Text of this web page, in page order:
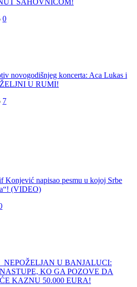
ŠAHOVNICOM!
0
novogodišnjeg koncerta: Aca Lukas i
U RUMI!
7
Konjević napisao pesmu u kojoj Srbe
(VIDEO)
NEPOŽELJAN U BANJALUCI:
KO GA POZOVE DA
KAZNU 50.000 EURA!